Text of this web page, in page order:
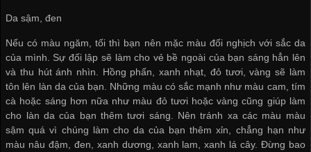
Da sậm, đen
Nếu có màu ngăm, tối thì bạn nên mặc màu đối nghịch với sắc da
của mình. Sự đối lập sẽ làm cho vẻ bề ngoài của bạn sáng hẳn lên
và thu hút ánh nhìn. Hồng phấn, xanh nhạt, đỏ tươi, vàng sẽ làm
tôn lên làn da của bạn. Những màu có sắc mạnh như màu cam, tím
cà hoặc sáng hơn nữa như màu đỏ tươi hoặc vàng cũng giúp làm
cho làn da của bạn thêm tươi sáng. Nên tránh xa các màu màu
sậm quá vì chúng làm cho da của bạn thêm xỉn, chẳng hạn như
màu nâu đậm, đen, xanh dương, xanh lam, xanh lá cây. Đừng bao